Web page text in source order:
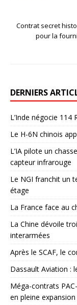
Contrat secret
pour la
DERNIERS
L’Inde négocie
Le H-6N chinois
L’IA pilote un
capteur infrarouge
Le NGI franchit un
étage
La France face au
La Chine dévoile
interarmées
Après le SCAF, le
Dassault Aviation :
Méga-contrats
en pleine expansion